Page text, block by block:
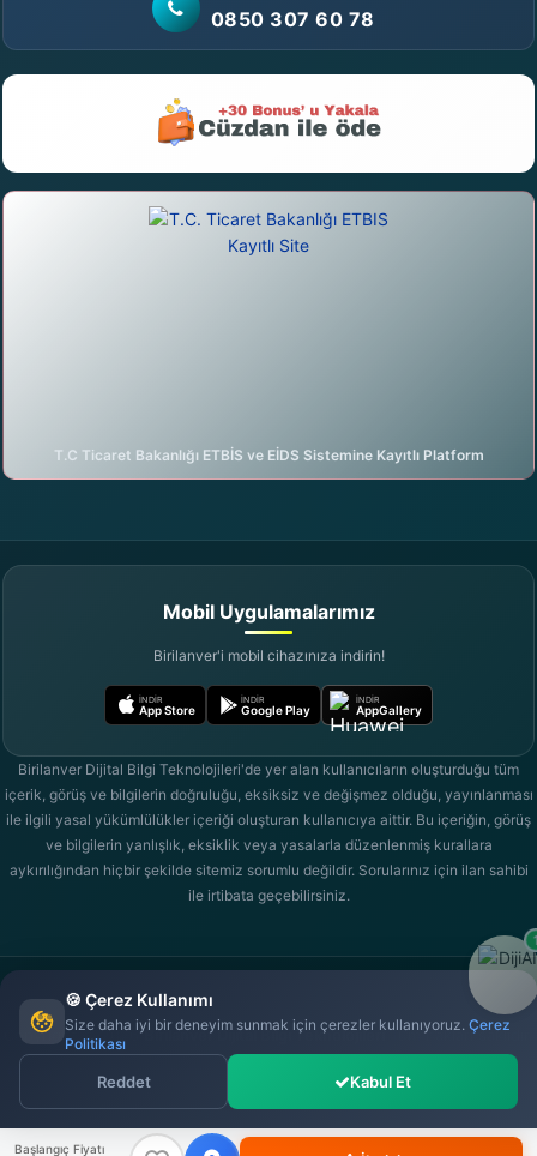
Başlangıç Fiyatı
0850 307 60 78
T.C Ticaret Bakanlığı ETBİS ve EİDS Sistemine Kayıtlı Platform
Mobil Uygulamalarımız
Birilanver'i mobil cihazınıza indirin!
İNDIR
App Store
İNDIR
Google Play
İNDIR
AppGallery
Birilanver Dijital Bilgi Teknolojileri'de yer alan kullanıcıların oluşturduğu tüm
içerik, görüş ve bilgilerin doğruluğu, eksiksiz ve değişmez olduğu, yayınlanması
ile ilgili yasal yükümlülükler içeriği oluşturan kullanıcıya aittir. Bu içeriğin, görüş
ve bilgilerin yanlışlık, eksiklik veya yasalarla düzenlenmiş kurallara
aykırılığından hiçbir şekilde sitemiz sorumlu değildir. Sorularınız için ilan sahibi
ile irtibata geçebilirsiniz.
Copyright © 2026Birilanver Dijital Bilgi TeknolojileriTüm hakları saklıdır.
🍪 Çerez Kullanımı
Size daha iyi bir deneyim sunmak için çerezler kullanıyoruz. Çerez
Politikası
Reddet Kabul Et
birilanver.com AR-GE tarafından geliştirildi.